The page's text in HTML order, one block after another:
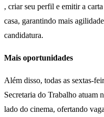
, criar seu perfil e emitir a
casa, garantindo mais
candidatura.
Mais oportunidades
Além disso, todas as sextas-
Secretaria do Trabalho atuam
lado do cinema, ofertando